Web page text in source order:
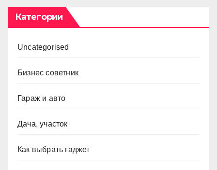
Категории
Uncategorised
Бизнес советник
Гараж и авто
Дача, участок
Как выбрать гаджет